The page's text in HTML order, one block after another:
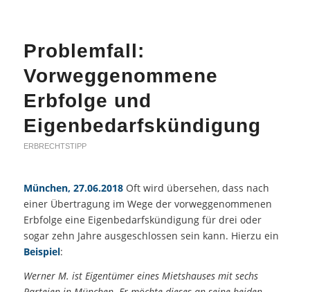
Problemfall:
Vorweggenommene
Erbfolge und
Eigenbedarfskündigung
ERBRECHTSTIPP
München, 27.06.2018Oft wird übersehen, dass nach
einer Übertragung im Wege der vorweggenommenen
Erbfolge eine Eigenbedarfskündigung für drei oder
sogar zehn Jahre ausgeschlossen sein kann. Hierzu ein
Beispiel:
Werner M. ist Eigentümer eines Mietshauses mit sechs